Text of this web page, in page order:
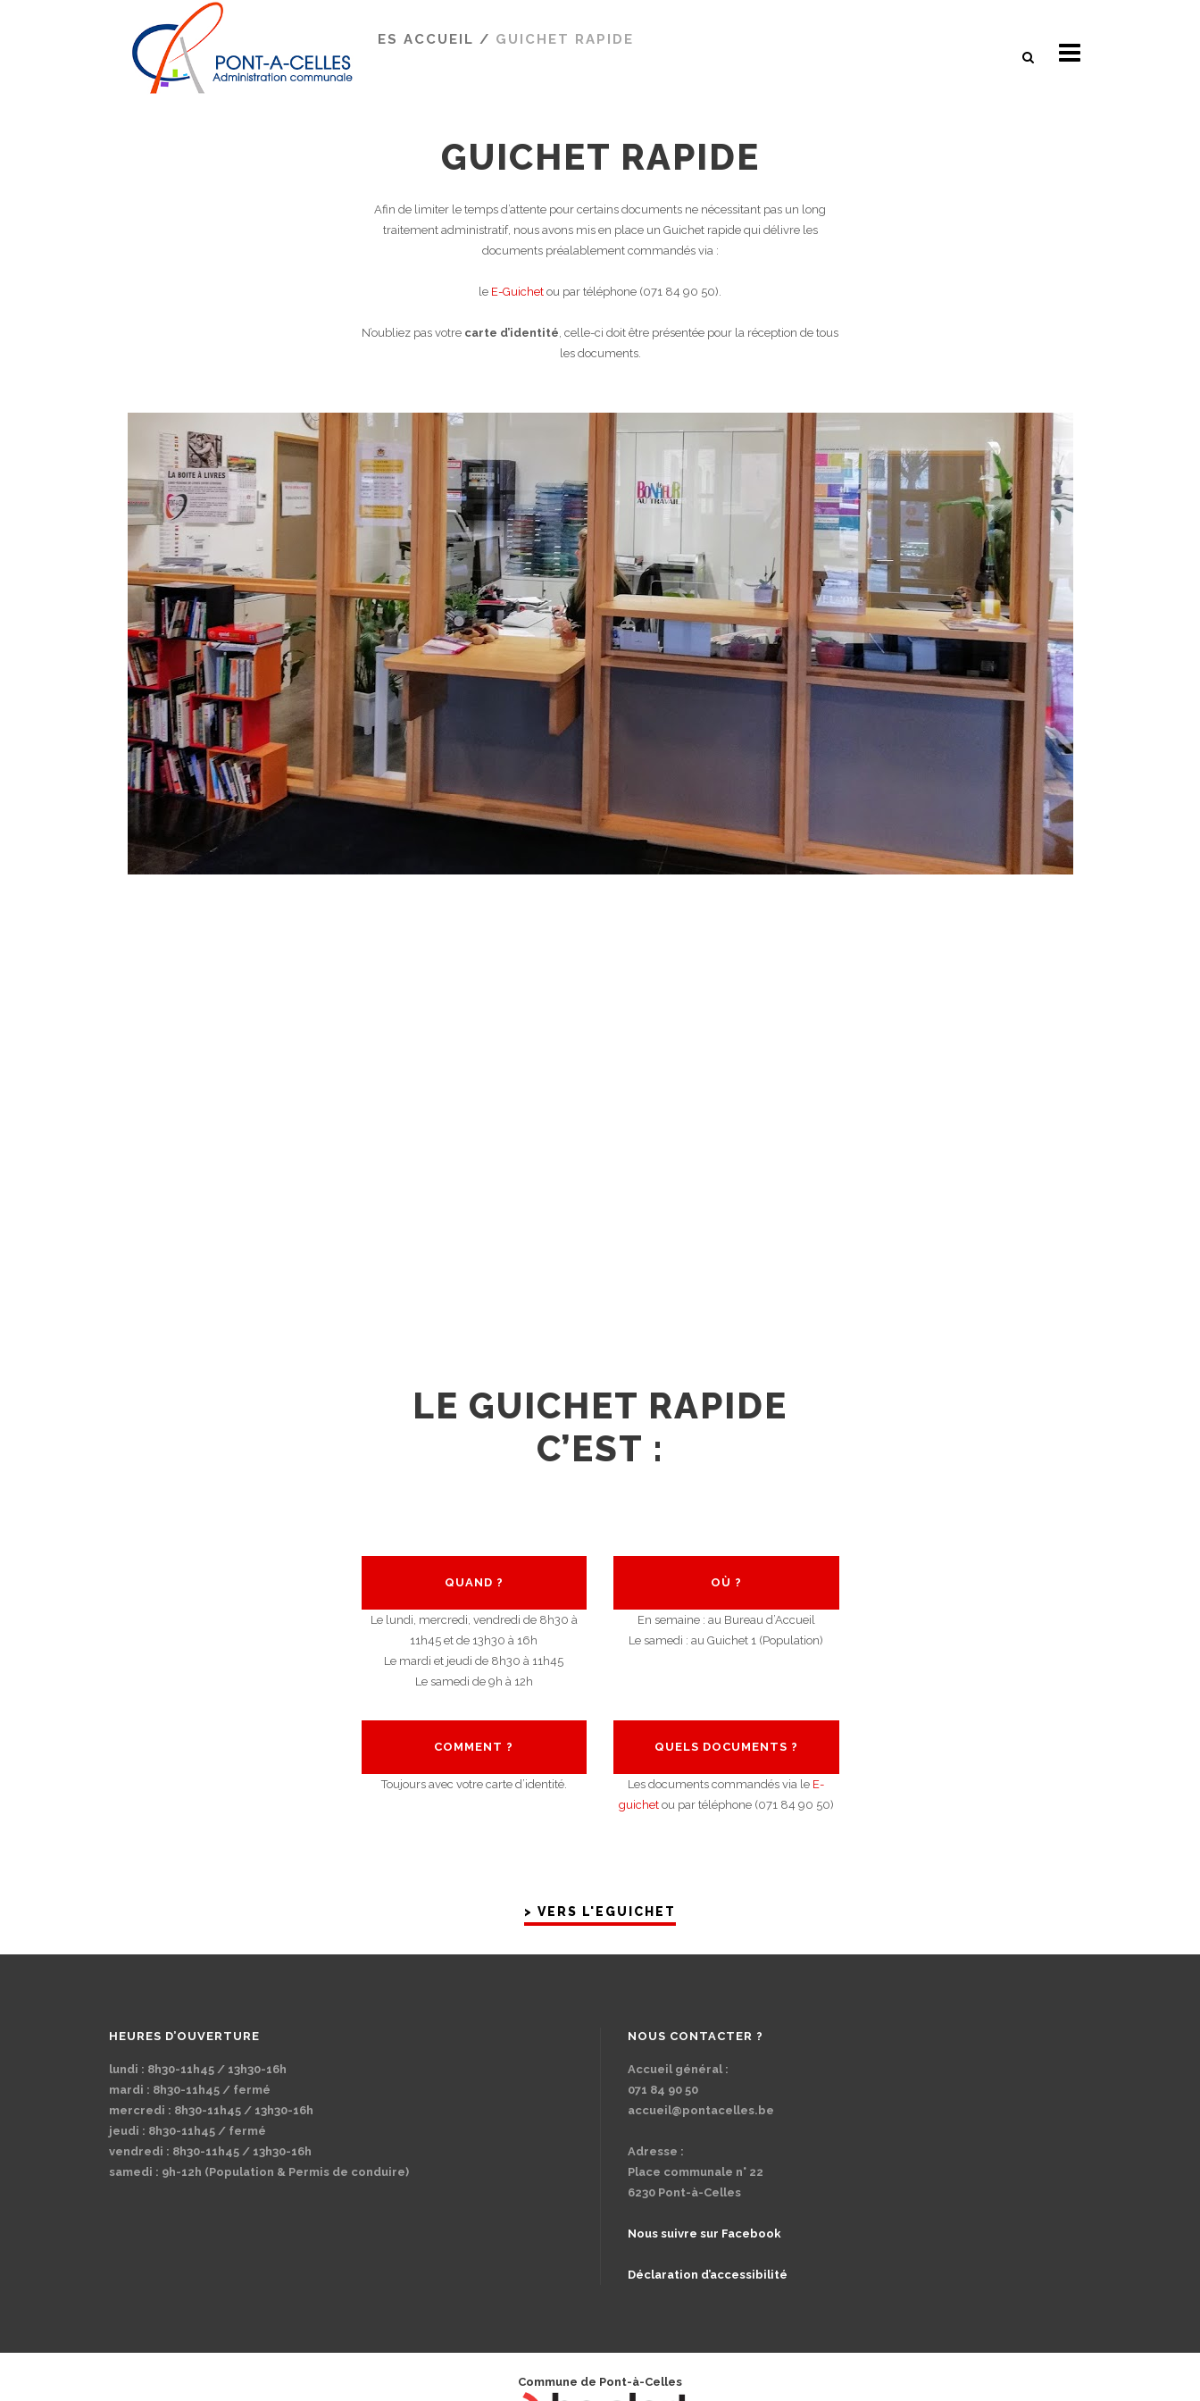
PONT-À-CELLES PONT-À-CELLES ACCUEIL / GUICHET RAPIDE
GUICHET RAPIDE
Afin de limiter le temps d’attente pour certains documents ne nécessitant pas un long
traitement administratif, nous avons mis en place un Guichet rapide qui délivre les
documents préalablement commandés via :
le E-Guichet ou par téléphone (071 84 90 50).
N’oubliez pas votre carte d’identité, celle-ci doit être présentée pour la réception de tous
les documents.
LE GUICHET RAPIDE
C’EST :
QUAND ?
Le lundi, mercredi, vendredi de 8h30 à
11h45 et de 13h30 à 16h
Le mardi et jeudi de 8h30 à 11h45
Le samedi de 9h à 12h
OÙ ?
En semaine : au Bureau d’Accueil
Le samedi : au Guichet 1 (Population)
COMMENT ?
Toujours avec votre carte d’identité.
QUELS DOCUMENTS ?
Les documents commandés via le E-
guichetou par téléphone (071 84 90 50)
> VERS L'EGUICHET
HEURES D’OUVERTURE
lundi : 8h30-11h45 / 13h30-16h
mardi : 8h30-11h45 / fermé
mercredi : 8h30-11h45 / 13h30-16h
jeudi : 8h30-11h45 / fermé
vendredi : 8h30-11h45 / 13h30-16h
samedi : 9h-12h (Population & Permis de conduire)
NOUS CONTACTER ?
Accueil général :
071 84 90 50
accueil@pontacelles.be
Adresse :
Place communale n° 22
6230 Pont-à-Celles
Nous suivre sur Facebook
Déclaration d’accessibilité
Commune de Pont-à-Celles